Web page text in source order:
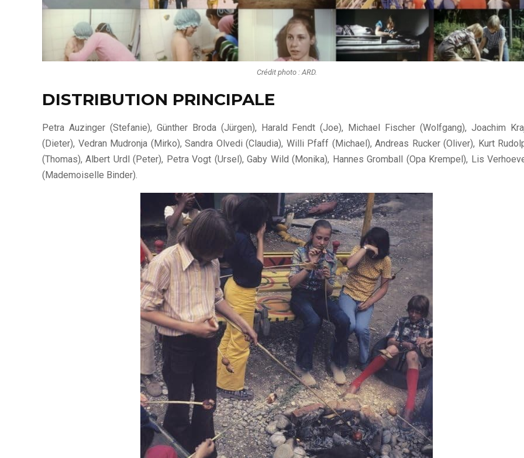
Crédit photo : ARD.
DISTRIBUTION PRINCIPALE
Petra Auzinger (Stefanie), Günther Broda (Jürgen), Harald Fendt (Joe), Michael Fischer (Wolfgang), Joachim
(Dieter), Vedran Mudronja (Mirko), Sandra Olvedi (Claudia), Willi Pfaff (Michael), Andreas Rucker (Oliver), Kurt
(Thomas), Albert Urdl (Peter), Petra Vogt (Ursel), Gaby Wild (Monika), Hannes Gromball (Opa Krempel), Lis
(Mademoiselle Binder).